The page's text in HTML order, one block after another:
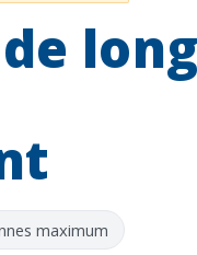
maximum